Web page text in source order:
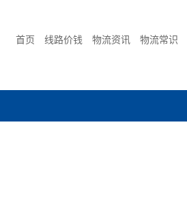
首页 线路价钱 物流资讯 物流常识